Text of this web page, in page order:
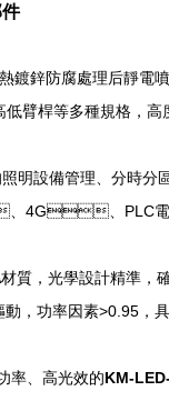
鋅防腐處理后靜電噴塑
低臂桿等多種規格，
設備管理、分時分
、PLC電力載
質，光學設計精
，功率因素>0.95，
率、高光效的KM-